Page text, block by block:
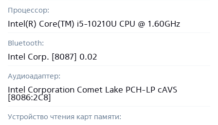
Процессор:
Intel(R) Core(TM) i5-10210U CPU @ 1.60GHz
Bluetooth:
Intel Corp. [8087] 0.02
Аудиоадаптер:
Intel Corporation Comet Lake PCH-LP cAVS
[8086:2C8]
Устройство чтения карт памяти: